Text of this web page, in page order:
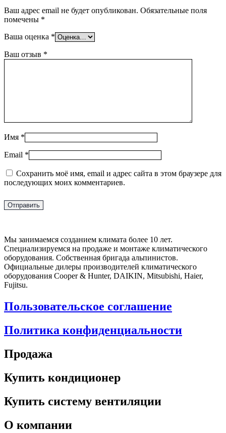
Ваш адрес email не будет опубликован. Обязательные поля
помечены *
Ваша оценка *
Ваш отзыв *
Имя *
Email *
Сохранить моё имя, email и адрес сайта в этом браузере для
последующих моих комментариев.
Мы занимаемся созданием климата более 10 лет.
Специализируемся на продаже и монтаже климатического
оборудования. Собственная бригада альпинистов.
Официальные дилеры производителей климатического
оборудования Cooper & Hunter, DAIKIN, Mitsubishi, Haier,
Fujitsu.
Пользовательское соглашение
Политика конфиденциальности
Продажа
Купить кондиционер
Купить систему вентиляции
О компании